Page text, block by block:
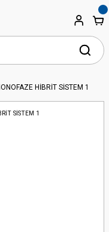
HİBRİT SİSTEM 1